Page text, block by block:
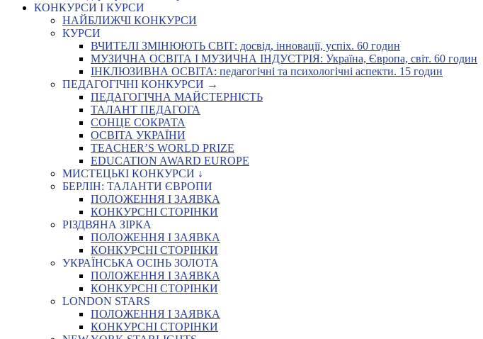
КОНКУРСИ І КУРСИ
НАЙБЛИЖЧІ КОНКУРСИ
КУРСИ
ВЧИТЕЛІ ЗМІНЮЮТЬ СВІТ: досвід, інновації, успіх. 60 годин
МУЗИЧНА ОСВІТА І МУЗИЧНА ІНДУСТРІЯ: Україна, Європа, світ. 60 годин
ІНКЛЮЗИВНА ОСВІТА: педагогічні та психологічні аспекти. 15 годин
ПЕДАГОГІЧНІ КОНКУРСИ →
ПЕДАГОГІЧНА МАЙСТЕРНІСТЬ
ТАЛАНТ ПЕДАГОГА
СОНЦЕ СОКРАТА
ОСВІТА УКРАЇНИ
TEACHER’S WORLD PRIZE
EDUCATION AWARD EUROPE
МИСТЕЦЬКІ КОНКУРСИ ↓
БЕРЛІН: ТАЛАНТИ ЄВРОПИ
ПОЛОЖЕННЯ І ЗАЯВКА
КОНКУРСНІ СТОРІНКИ
РІЗДВЯНА ЗІРКА
ПОЛОЖЕННЯ І ЗАЯВКА
КОНКУРСНІ СТОРІНКИ
УКРАЇНСЬКА ОСІНЬ ЗОЛОТА
ПОЛОЖЕННЯ І ЗАЯВКА
КОНКУРСНІ СТОРІНКИ
LONDON STARS
ПОЛОЖЕННЯ І ЗАЯВКА
КОНКУРСНІ СТОРІНКИ